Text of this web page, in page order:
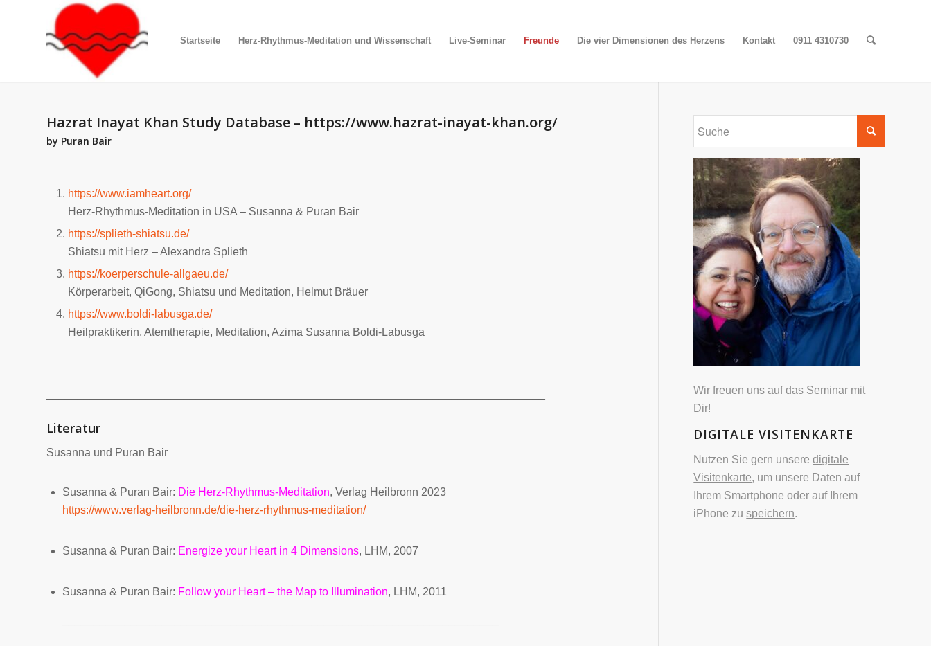
Startseite Herz-Rhythmus-Meditation und Wissenschaft Live-Seminar Freunde Die vier Dimensionen des Herzens Kontakt 0911 4310730
Hazrat Inayat Khan Study Database – https://www.hazrat-inayat-khan.org/
by Puran Bair
https://www.iamheart.org/
Herz-Rhythmus-Meditation in USA – Susanna & Puran Bair
https://splieth-shiatsu.de/
Shiatsu mit Herz – Alexandra Splieth
https://koerperschule-allgaeu.de/
Körperarbeit, QiGong, Shiatsu und Meditation, Helmut Bräuer
https://www.boldi-labusga.de/
Heilpraktikerin, Atemtherapie, Meditation, Azima Susanna Boldi-Labusga
Literatur
Susanna und Puran Bair
Susanna & Puran Bair: Die Herz-Rhythmus-Meditation, Verlag Heilbronn 2023
https://www.verlag-heilbronn.de/die-herz-rhythmus-meditation/
Susanna & Puran Bair: Energize your Heart in 4 Dimensions, LHM, 2007
Susanna & Puran Bair: Follow your Heart – the Map to Illumination, LHM, 2011
Wir freuen uns auf das Seminar mit
Dir!
DIGITALE VISITENKARTE
Nutzen Sie gern unseredigitale
Visitenkarte, um unsere Daten auf
Ihrem Smartphone oder auf Ihrem
iPhone zuspeichern.